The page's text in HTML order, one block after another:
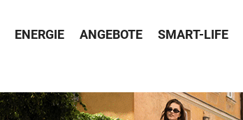
ENERGIE ANGEBOTE SMART-LIFE